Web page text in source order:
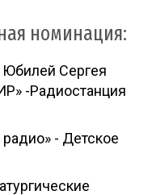
номинация:
Юбилей Сергея
-Радиостанция
- Детское